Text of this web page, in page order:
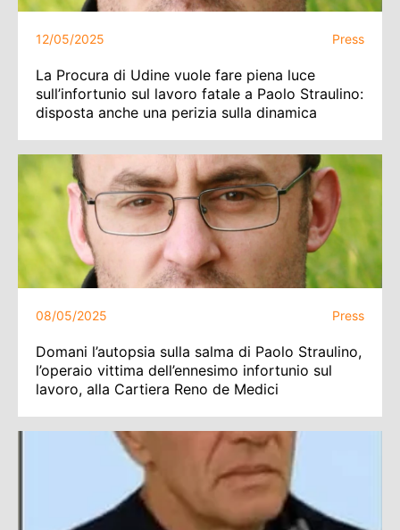
12/05/2025 Press
La Procura di Udine vuole fare piena luce
sull’infortunio sul lavoro fatale a Paolo Straulino:
disposta anche una perizia sulla dinamica
08/05/2025 Press
Domani l’autopsia sulla salma di Paolo Straulino,
l’operaio vittima dell’ennesimo infortunio sul
lavoro, alla Cartiera Reno de Medici